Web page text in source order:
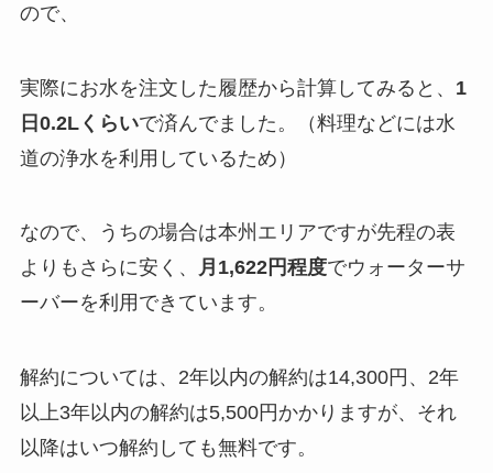
ので、
実際にお水を注文した履歴から計算してみると、 1
日0.2Lくらいで済んでました。（料理などには水
道の浄水を利用しているため）
なので、うちの場合は本州エリアですが先程の表
よりもさらに安く、
月1,622円程度でウォーターサ
ーバーを利用できています。
解約については、2年以内の解約は14,300円、2年
以上3年以内の解約は5,500円かかりますが、それ
以降はいつ解約しても無料です。